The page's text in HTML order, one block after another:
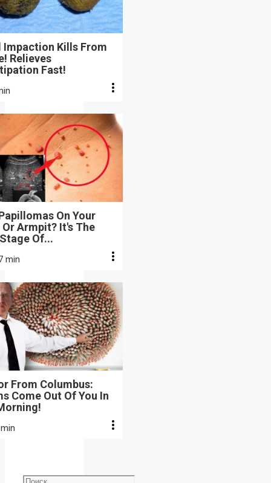
Impaction Kills From
Relieves
Fast!
On Your
Armpit? It's The
Of...
min
From Columbus:
Come Out Of You In
Поиск: